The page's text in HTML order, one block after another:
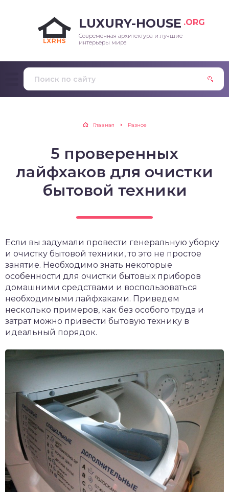
LUXURY-HOUSE .ORG
Современная архитектура и лучшие
интерьеры мира
Главная Разное
5 проверенных
лайфхаков для очистки
бытовой техники
Если вы задумали провести генеральную уборку
и очистку бытовой техники, то это не простое
занятие. Необходимо знать некоторые
особенности для очистки бытовых приборов
домашними средствами и воспользоваться
необходимыми лайфхаками. Приведем
несколько примеров, как без особого труда и
затрат можно привести бытовую технику в
идеальный порядок.